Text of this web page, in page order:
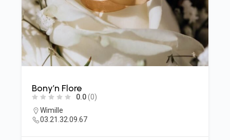
Bony’n Flore
0.0(0)
Wimille
03.21.32.09.67